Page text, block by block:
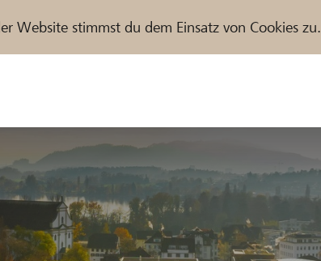
Website stimmst du dem Einsatz von Cookies zu.